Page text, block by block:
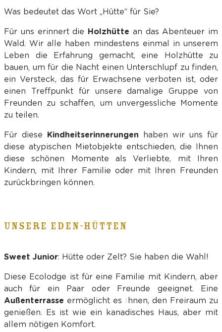
Was bedeutet das Wort „Hütte“ für Sie?
Für uns erinnert die Holzhütte an das Abenteuer im
Wald. Wir alle haben mindestens einmal in unserem
Leben die Erfahrung gemacht, eine Holzhütte zu
bauen, um für die Nacht einen Unterschlupf zu finden,
ein Versteck, das für Erwachsene verboten ist, oder
einen Treffpunkt für unsere damalige Gruppe von
Freunden zu schaffen, um unvergessliche Momente
zu teilen.
Für diese Kindheitserinnerungen haben wir uns für
diese atypischen Mietobjekte entschieden, die Ihnen
diese schönen Momente als Verliebte, mit Ihren
Kindern, mit Ihrer Familie oder mit Ihren Freunden
zurückbringen können.
UNSERE EDEN-HÜTTEN
Sweet Junior: Hütte oder Zelt? Sie haben die Wahl!
Diese Ecolodge ist für eine Familie mit Kindern, aber
auch für ein Paar oder Freunde geeignet. Eine
Außenterrasse ermöglicht es Ihnen, den Freiraum zu
genießen. Es ist wie ein kanadisches Haus, aber mit
allem nötigen Komfort.